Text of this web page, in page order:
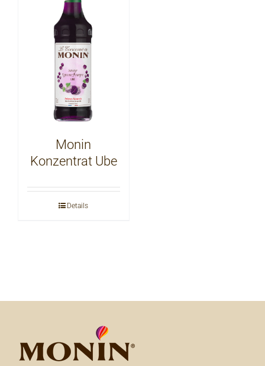
Monin
Konzentrat Ube
Details